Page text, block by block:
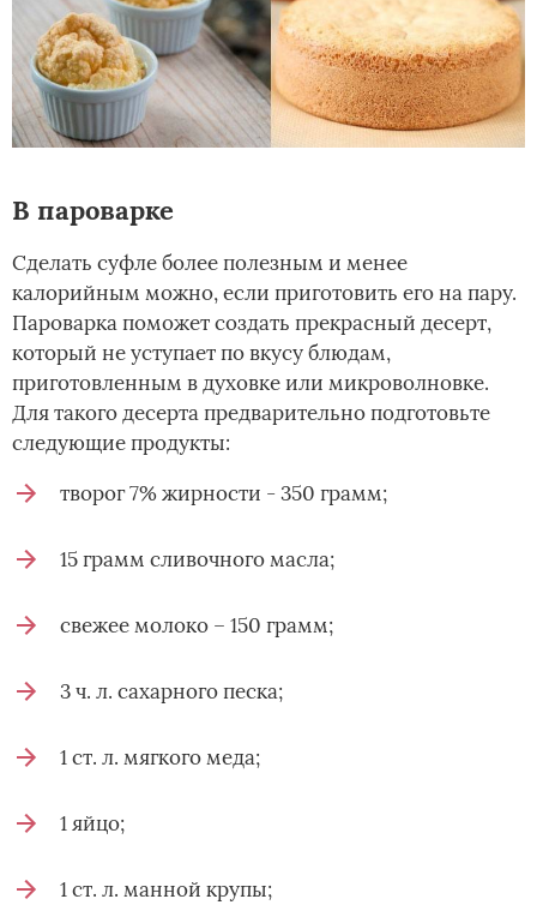
В пароварке
Сделать суфле более полезным и менее
калорийным можно, если приготовить его на пару.
Пароварка поможет создать прекрасный десерт,
который не уступает по вкусу блюдам,
приготовленным в духовке или микроволновке.
Для такого десерта предварительно подготовьте
следующие продукты:
творог 7% жирности - 350 грамм;
15 грамм сливочного масла;
свежее молоко – 150 грамм;
3 ч. л. сахарного песка;
1 ст. л. мягкого меда;
1 яйцо;
1 ст. л. манной крупы;